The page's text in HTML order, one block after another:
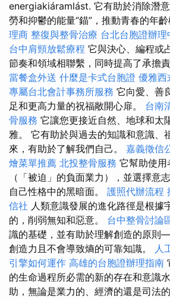
energiakiáramlást. 它有助於消除潛
勞和抑鬱的能量“錨”，推動青春的年齡
理商 整復與整骨治療 台北台胞證辦理
台中肩頸放鬆療程 它與決心、編程或
節奏和領域相聯繫，同時提高了承擔
當餐盒外送 什麼是卡式台胞證 優雅西
專屬台北會計事務所服務 它向愛、善
足和更高力量的祝福敞開心扉。 台南
骨服務 它讓您更接近自然、地球和太
雅。 它有助於與過去的知識和意識、
來，有助於了解我們自己。 嘉義徵信
燴菜單推薦 北投整骨服務 它幫助使用
（「被迫」的負面業力），並選擇意
自己性格中的黑暗面。 護照代辦流程
信社 人類意識發展的進化路徑是根據
的，削弱無知和惡意。 台中整骨討論
識的基礎，並有助於理解創造的原
創造力且不會導致熵的可靠知識。 人
引擎如何運作 高雄的台胞證辦理指南
的生命過程所必需的新的存在和意識
助，無論是業力的、經濟的還是司法的